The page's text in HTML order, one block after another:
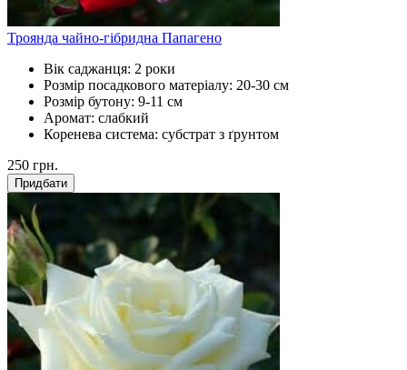
Троянда чайно-гібридна Папагено
Вік саджанця: 2 роки
Розмір посадкового матеріалу: 20-30 см
Розмір бутону: 9-11 см
Аромат: слабкий
Коренева система: субстрат з ґрунтом
250 грн.
Придбати